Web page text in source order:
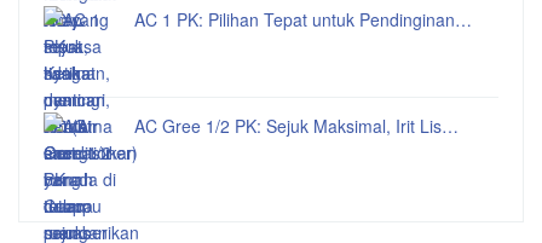
AC 1 PK: Pilihan Tepat untuk Pendinginan…
AC Gree 1/2 PK: Sejuk Maksimal, Irit Lis…